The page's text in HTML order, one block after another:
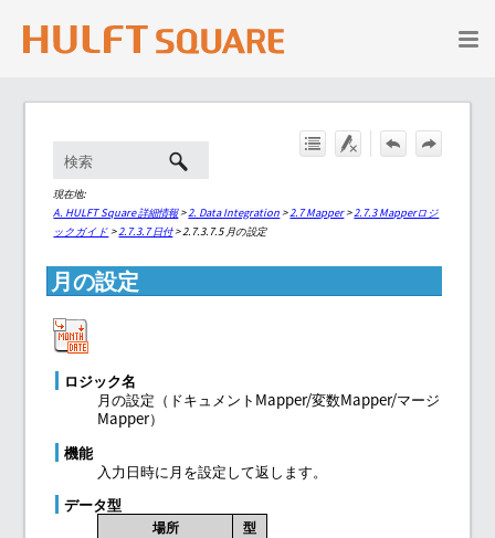
メイン コンテンツにスキップ
現在地:
A. HULFT Square 詳細情報>2. Data Integration>2.7 Mapper>2.7.3 Mapperロジ
ックガイド>2.7.3.7 日付>2.7.3.7.5 月の設定
月の設定
ロジック名
月の設定（ドキュメントMapper/変数Mapper/マージ
Mapper）
機能
入力日時に月を設定して返します。
データ型
場所
型